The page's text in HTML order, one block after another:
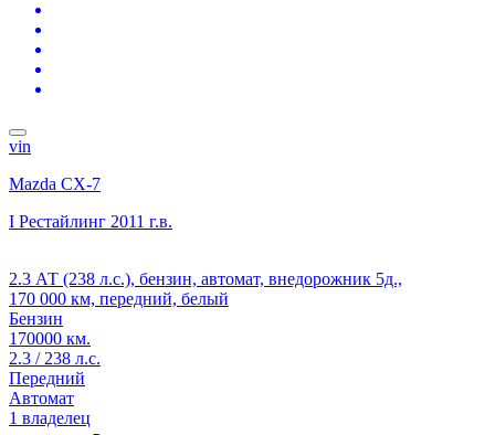
vin
Mazda CX-7
I Рестайлинг 2011 г.в.
2.3 АТ (238 л.с.), бензин, автомат, внедорожник 5д.,
170 000 км, передний, белый
Бензин
170000 км.
2.3 / 238 л.с.
Передний
Автомат
1 владелец